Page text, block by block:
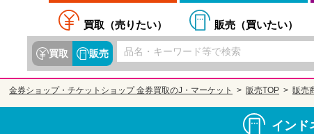
買取（売りたい） 販売（買いたい）
買取 販売
金券ショップ・チケットショップ 金券買取のJ・マーケット 販売TOP 販売
インド